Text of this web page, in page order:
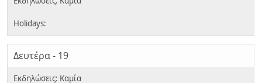
Δευτέρα - 19